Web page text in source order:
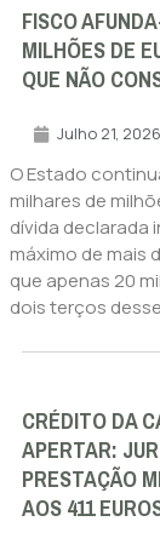
FISCO
MILHÕES DE
QUE NÃO
Julho 21, 2026
O Estado
milhares de
dívida declarada
máximo de mais
que apenas 20
dois terços
CRÉDITO DA
APERTAR:
PRESTAÇÃO
AOS 411